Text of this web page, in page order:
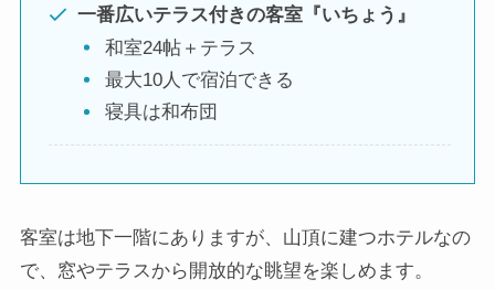
一番広いテラス付きの客室『いちょう』
和室24帖＋テラス
最大10人で宿泊できる
寝具は和布団
客室は地下一階にありますが、山頂に建つホテルなの
で、窓やテラスから開放的な眺望を楽しめます。